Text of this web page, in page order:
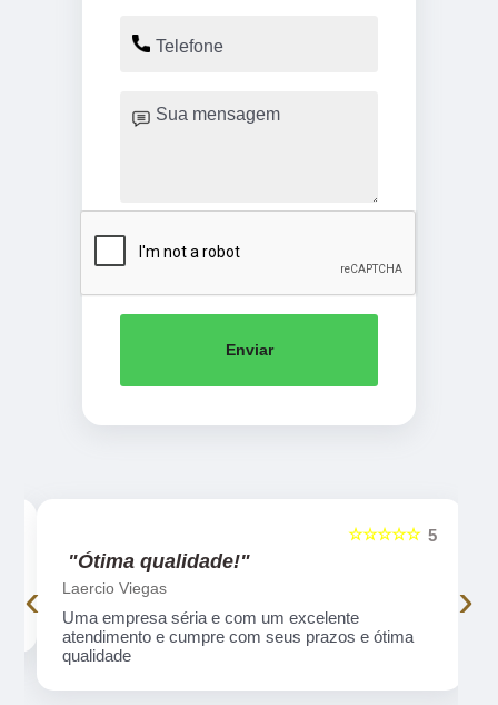
Enviar
5
☆☆☆☆☆
"Ótima qualidade!"
Laercio Viegas
Uma empresa séria e com um excelente
atendimento e cumpre com seus prazos e ótima
qualidade
‹ ›